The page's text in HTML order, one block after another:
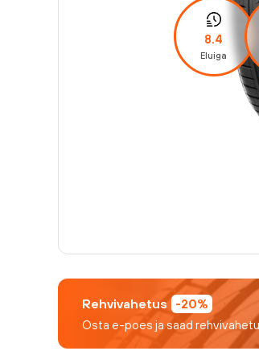
8.4
Eluiga
Rehvivahetus -20%
Osta e-poes ja saad